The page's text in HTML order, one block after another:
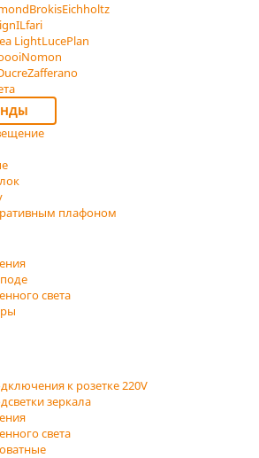
BrokisEichholtz
ILfari
LightLucePlan
Nomon
Zafferano
плафоном
света
к розетке 220V
зеркала
света